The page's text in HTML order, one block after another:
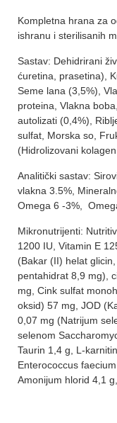
Kompletna hrana za
ishranu i sterilisanih
Sastav: Dehidrirani
ćuretina, prasetina),
Seme lana (3,5%),
proteina, Vlakna
autolizati (0,4%),
sulfat, Morska so,
(Hidrolizovani
Analitički sastav:
vlakna 3.5%,
Omega 6 -3%,
Mikronutrijenti:
1200 IU, Vitamin E
(Bakar (II) helat
pentahidrat 8,9 mg),
mg, Cink sulfat
oksid) 57 mg, JOD
0,07 mg (Natrijum
selenom
Taurin 1,4 g, L-
Enterococcus
Amonijum hlorid 4,1